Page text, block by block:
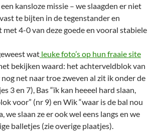
kansloze missie – we slaagden er niet
te bijten in de tegenstander en
4-0 van deze goede en vooral stabiele
wat leuke foto’s op hun fraaie site
bekijken waard: het achterveldblok van
net naar troe zweven al zit ik onder de
3 en 7), Bas “ïk kan heeeel hard slaan,
voor” (nr 9) en Wik “waar is de bal nou
we slaan ze er ook wel eens langs en we
balletjes (zie overige plaatjes).